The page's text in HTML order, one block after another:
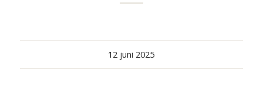
12 juni 2025